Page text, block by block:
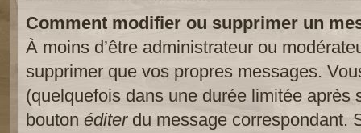
Comment modifier ou supprimer un
À moins d’être administrateur ou
supprimer que vos propres messages.
(quelquefois dans une durée limitée après
bouton éditerdu message correspondant.